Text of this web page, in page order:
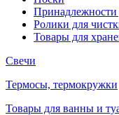
Принадлежности
Ролики для
Товары для
Свечи
Термосы, термокружки
Товары для ванны и